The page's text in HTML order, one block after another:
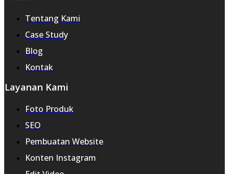
Tentang Kami
Case Study
Blog
Kontak
Layanan Kami
Foto Produk
SEO
Pembuatan Website
Konten Instagram